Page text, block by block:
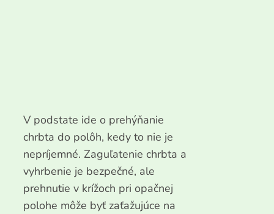
V podstate ide o prehýňanie
chrbta do polôh, kedy to nie je
nepríjemné. Zaguľatenie chrbta a
vyhrbenie je bezpečné, ale
prehnutie v krížoch pri opačnej
polohe môže byť zaťažujúce na